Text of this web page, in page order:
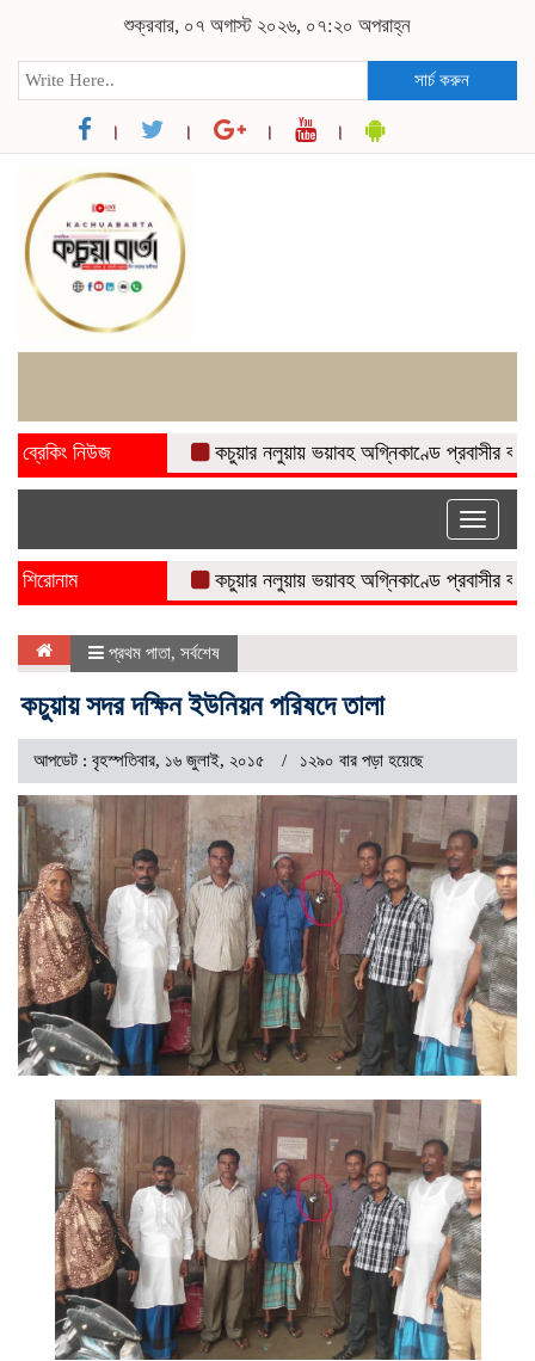
শুক্রবার, ০৭ অগাস্ট ২০২৬, ০৭:২০ অপরাহ্ন
সার্চ করুন
ব্রেকিং নিউজ কচুয়ার নলুয়ায় ভয়াবহ অগ্নিকাণ্ডে প্রবাসীর বসত ঘর
Toggle
শিরোনাম কচুয়ার নলুয়ায় ভয়াবহ অগ্নিকাণ্ডে প্রবাসীর বসত ঘর
প্রথম পাতা, সর্বশেষ
কচুয়ায় সদর দক্ষিন ইউনিয়ন পরিষদে তালা
আপডেট : বৃহস্পতিবার, ১৬ জুলাই, ২০১৫ ১২৯০ বার পড়া হয়েছে